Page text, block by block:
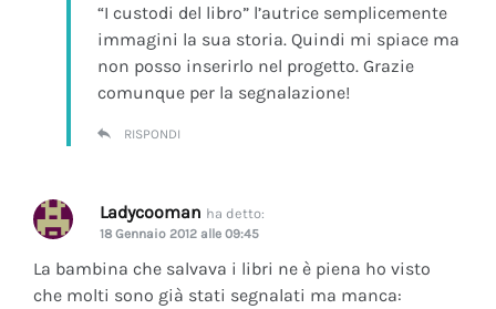
“I custodi del libro” l’autrice semplicemente
immagini la sua storia. Quindi mi spiace ma
non posso inserirlo nel progetto. Grazie
comunque per la segnalazione!
RISPONDI
Ladycooman ha detto:
18 Gennaio 2012 alle 09:45
La bambina che salvava i libri ne è piena ho visto
che molti sono già stati segnalati ma manca: